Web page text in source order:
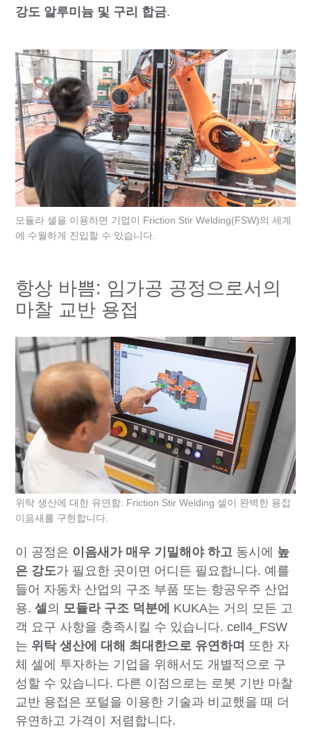
강도 알루미늄 및 구리 합금.
모듈라 셀을 이용하면 기업이 Friction Stir Welding(FSW)의 세계
에 수월하게 진입할 수 있습니다.
항상 바쁨: 임가공 공정으로서의
마찰 교반 용접
이 공정은 이음새가 매우 기밀해야 하고 동시에 높
은 강도가 필요한 곳이면 어디든 필요합니다. 예를
들어 자동차 산업의 구조 부품 또는 항공우주 산업
용.셀의 모듈라 구조 덕분에
KUKA는 거의 모든 고
객 요구 사항을 충족시킬 수 있습니다. cell4_FSW
는 위탁 생산에 대해 최대한으로 유연하며 또한 자
체 셀에 투자하는 기업을 위해서도 개별적으로 구
성할 수 있습니다. 다른 이점으로는 로봇 기반 마찰
교반 용접은 포털을 이용한 기술과 비교했을 때 더
유연하고 가격이 저렴합니다.
위탁 생산에 대한 유연함: Friction Stir Welding 셀이 완벽한 용접
이음새를 구현합니다.